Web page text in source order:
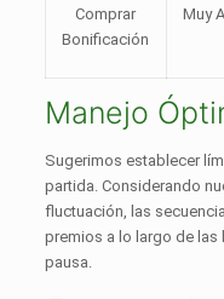
Comprar
Bonificación
Muy
Manejo
Sugerimos establecer
partida. Considerando
fluctuación, las
premios a lo largo de las
pausa.